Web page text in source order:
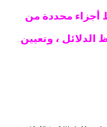
أجزاء محددة من
، وتعيين